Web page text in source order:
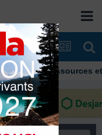
Canada: ressources et